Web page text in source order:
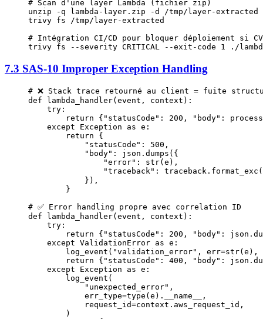
# Scan d'une layer Lambda (fichier zip)
unzip -q lambda-layer.zip -d
/tmp/layer-extracted
trivy fs /tmp/layer-extracted
# Intégration CI/CD pour bloquer déploiement si
trivy fs --severity CRITICAL --exit-code 1 ./
7.3 SAS-10 Improper Exception Handling
# ❌ Stack trace retourné au client = fuite
def lambda_handler(event, context):
    try
:
        return
{ "statusCode" : 200 , "body" :
    except
Exception as e:
        return
{
            "statusCode"
: 500 ,
            "body"
: json.dumps({
                "error"
: str(e),
                "traceback"
:
            }),
        }
# ✅ Error handling propre avec correlation ID
def lambda_handler(event, context):
    try
:
        return
{ "statusCode" : 200 , "body" :
    except
ValidationError as e:
        log_event(
"validation_error" , err=str(e),
        return
{ "statusCode" : 400 , "body" :
    except
Exception as e:
        log_event(
            "unexpected_error"
,
            err_type
=type (e). __name__
,
            request_id
=context.aws_request_id,
        )